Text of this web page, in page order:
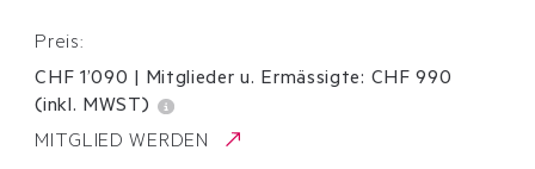
Preis:
CHF 1’090
Mitglieder u. Ermässigte: CHF990
(inkl. MWST)
MITGLIED WERDEN